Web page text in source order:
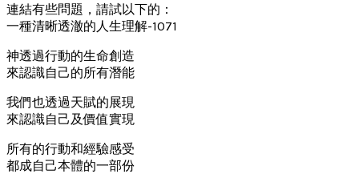
連結有些問題，請試以下的：
一種清晰透澈的人生理解-1071
神透過行動的生命創造
來認識自己的所有潛能
我們也透過天賦的展現
來認識自己及價值實現
所有的行動和經驗感受
都成自己本體的一部份